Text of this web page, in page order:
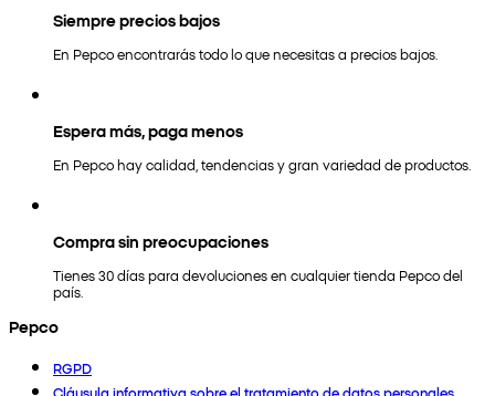
Siempre precios bajos
En Pepco encontrarás todo lo que necesitas a precios bajos.
Espera más, paga menos
En Pepco hay calidad, tendencias y gran variedad de productos.
Compra sin preocupaciones
Tienes 30 días para devoluciones en cualquier tienda Pepco del
país.
Pepco
RGPD
Cláusula informativa sobre el tratamiento de datos personales